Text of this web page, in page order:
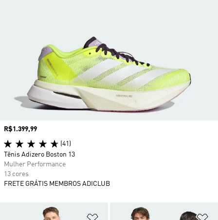
Adicionar à Lista de Desejos
Preço
R$1.399,99
(41)
Tênis Adizero Boston 13
Mulher Performance
13 cores
FRETE GRÁTIS MEMBROS ADICLUB